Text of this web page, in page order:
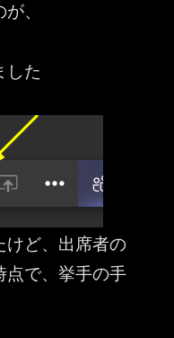
、
した
けど、出席者の
点で、挙手の手